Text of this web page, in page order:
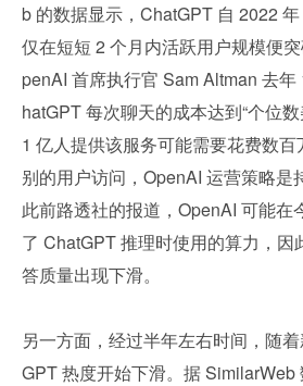
b 的数据显示，ChatGPT 自 2022 年
仅在短短 2 个月内活跃用户规模便
penAI 首席执行官 Sam Altman 去
hatGPT 每次聊天的成本达到“个位
1 亿人提供该服务可能需要花费数
别的用户访问，OpenAI 运营策略是
此前路透社的报道，OpenAI 可能在
了 ChatGPT 推理时使用的算力，因
答质量出现下滑。
另一方面，经过半年左右时间，随
GPT 热度开始下滑。据 SimilarWeb